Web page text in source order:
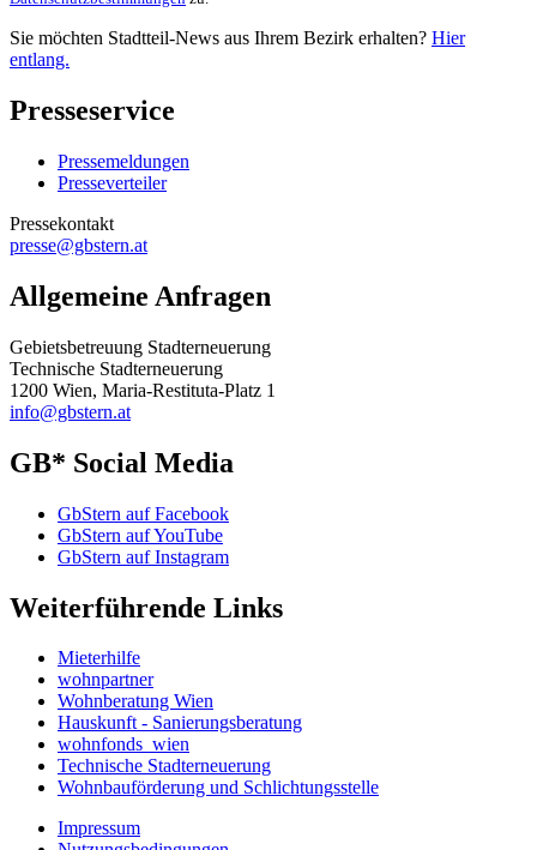
Sie möchten Stadtteil-News aus Ihrem Bezirk erhalten? Hier
entlang.
Presseservice
Pressemeldungen
Presseverteiler
Pressekontakt
presse@gbstern.at
Allgemeine Anfragen
Gebietsbetreuung Stadterneuerung
Technische Stadterneuerung
1200 Wien, Maria-Restituta-Platz 1
info@gbstern.at
GB* Social Media
GbStern auf Facebook
GbStern auf YouTube
GbStern auf Instagram
Weiterführende Links
Mieterhilfe
wohnpartner
Wohnberatung Wien
Hauskunft - Sanierungsberatung
wohnfonds_wien
Technische Stadterneuerung
Wohnbauförderung und Schlichtungsstelle
Impressum